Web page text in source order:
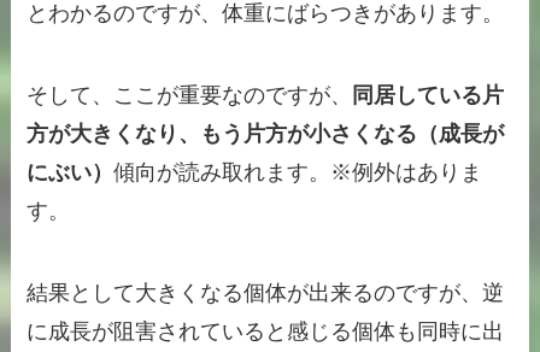
とわかるのですが、体重にばらつきがあります。
そして、ここが重要なのですが、
同居している片
方が大きくなり、もう片方が小さくなる（成長が
にぶい）傾向が読み取れます。※例外はありま
す。
結果として大きくなる個体が出来るのですが、逆
に成長が阻害されていると感じる個体も同時に出